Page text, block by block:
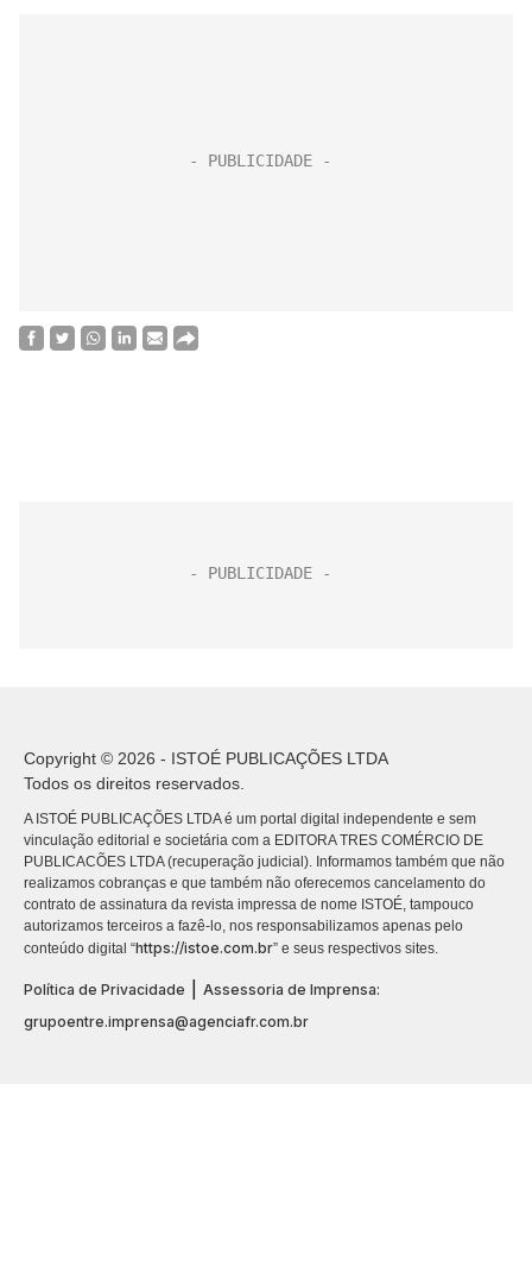
Copyright © 2026 - ISTOÉ PUBLICAÇÕES LTDA
Todos os direitos reservados.
A ISTOÉ PUBLICAÇÕES LTDA é um portal digital independente e sem
vinculação editorial e societária com a EDITORA TRES COMÉRCIO DE
PUBLICACÕES LTDA (recuperação judicial). Informamos também que não
realizamos cobranças e que também não oferecemos cancelamento do
contrato de assinatura da revista impressa de nome ISTOÉ, tampouco
autorizamos terceiros a fazê-lo, nos responsabilizamos apenas pelo
conteúdo digital “https://istoe.com.br” e seus respectivos sites.
Política de Privacidade
Assessoria de Imprensa:
grupoentre.imprensa@agenciafr.com.br